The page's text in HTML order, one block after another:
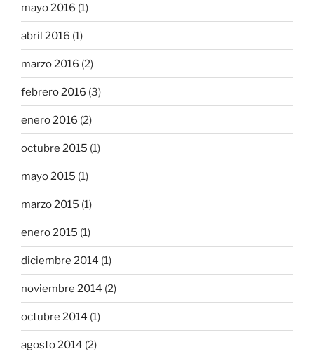
mayo 2016 (1)
abril 2016 (1)
marzo 2016 (2)
febrero 2016 (3)
enero 2016 (2)
octubre 2015 (1)
mayo 2015 (1)
marzo 2015 (1)
enero 2015 (1)
diciembre 2014 (1)
noviembre 2014 (2)
octubre 2014 (1)
agosto 2014 (2)